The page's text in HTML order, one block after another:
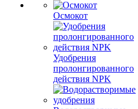
Осмокот
Удобрения
пролонгированного
действия NPK